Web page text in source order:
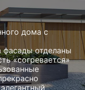
дома с
отделаны
«согревается»